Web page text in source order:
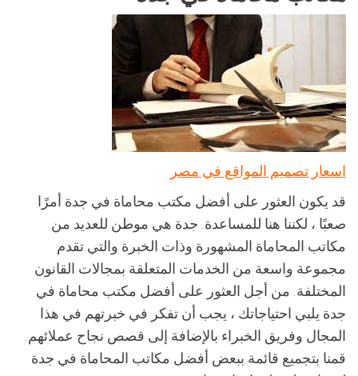
اسعار تصميم المواقع في مصر
قد يكون العثور على أفضل مكتب محاماة في جدة أمرًا
صعبًا ، لكننا هنا للمساعدة. جدة هي موطن للعديد من
مكاتب المحاماة المشهورة وذات الخبرة والتي تقدم
مجموعة واسعة من الخدمات المتعلقة بمجالات القانون
المختلفة. من أجل العثور على أفضل مكتب محاماة في
جدة يلبي احتياجاتك ، يجب أن تفكر في خبرتهم في هذا
المجال وفريق الخبراء بالإضافة إلى قصص نجاح عملائهم.
قمنا بتجميع قائمة ببعض أفضل مكاتب المحاماة في جدة